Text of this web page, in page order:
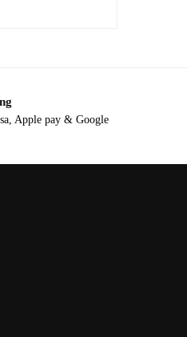
Apple pay & Google